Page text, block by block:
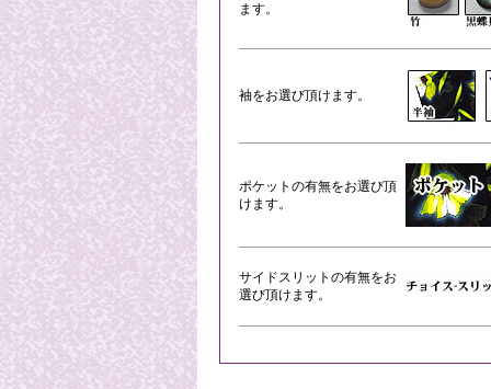
ます。
袖をお選び頂けます。
ポケットの有無をお選び頂
けます。
サイドスリットの有無をお
選び頂けます。